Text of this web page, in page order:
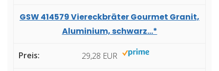
GSW 414579 Viereckbräter Gourmet Granit,
Aluminium, schwarz...*
29,28 EUR